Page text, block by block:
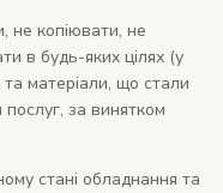
не копіювати, не
в будь-яких цілях (у
матеріали, що стали
за винятком
стані обладнання та